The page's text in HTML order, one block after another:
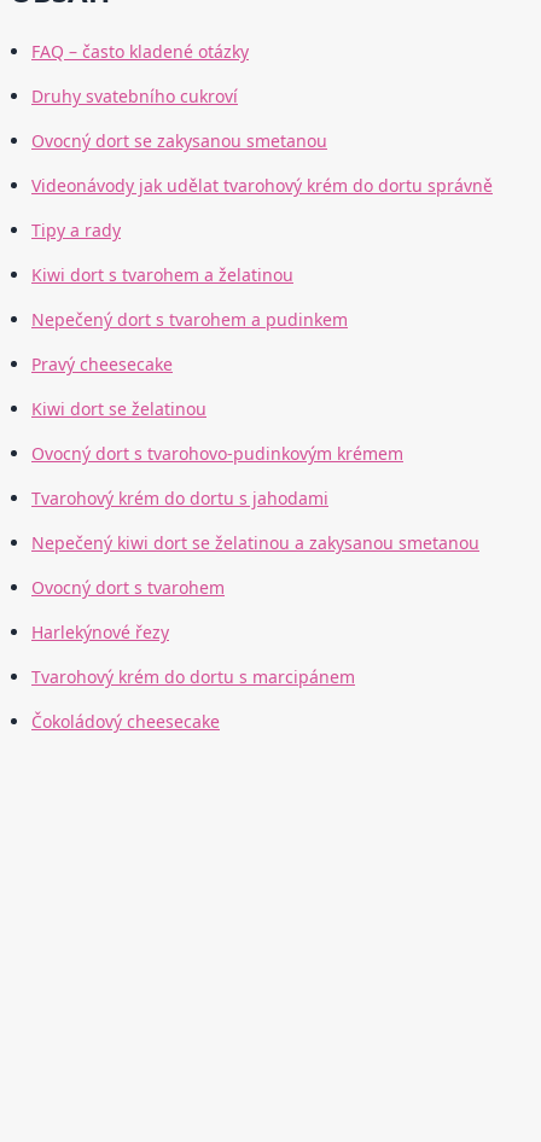
FAQ – často kladené otázky
Druhy svatebního cukroví
Ovocný dort se zakysanou smetanou
Videonávody jak udělat tvarohový krém do dortu správně
Tipy a rady
Kiwi dort s tvarohem a želatinou
Nepečený dort s tvarohem a pudinkem
Pravý cheesecake
Kiwi dort se želatinou
Ovocný dort s tvarohovo-pudinkovým krémem
Tvarohový krém do dortu s jahodami
Nepečený kiwi dort se želatinou a zakysanou smetanou
Ovocný dort s tvarohem
Harlekýnové řezy
Tvarohový krém do dortu s marcipánem
Čokoládový cheesecake